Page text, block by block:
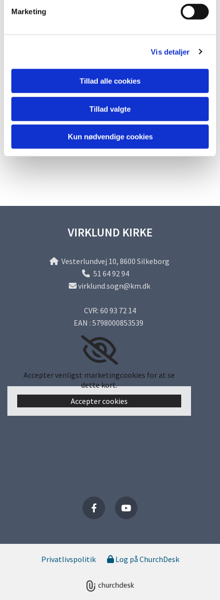
Marketing
Vis detaljer
Tillad alle cookies
Tillad valgte
Kun nødvendige cookies
VIRKLUND KIRKE
Vesterlundvej 10, 8600 Silkeborg
 51 64 92 94
virklund.sogn@km.dk
CVR: 60 93 72 14
EAN : 5798000853539
Accepter venligst marketingcookies for at se
dette kort.
Accepter cookies
Privatlivspolitik Log på ChurchDesk